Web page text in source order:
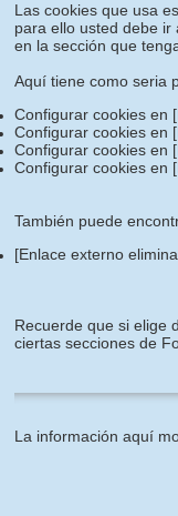
Las cookies que usa
para ello usted debe
en la sección que
Aquí tiene como seria
Configurar cookies en
Configurar cookies en
Configurar cookies en
Configurar cookies en
También puede
[Enlace externo
Recuerde que si elige
ciertas secciones de
La información aquí